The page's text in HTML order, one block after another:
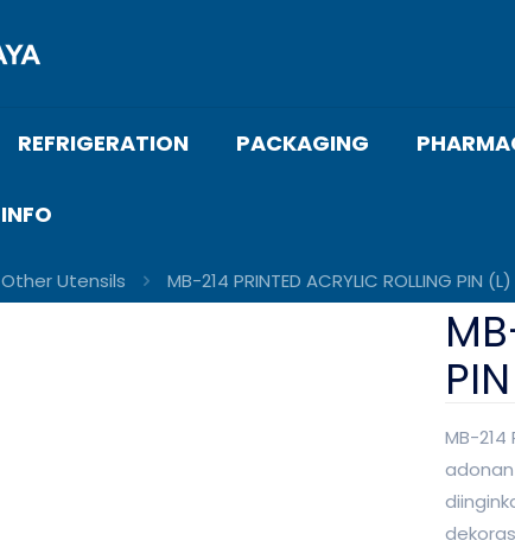
REFRIGERATION PACKAGING
INFO
Other Utensils MB-214 PRINTED ACRYLIC ROLLING PIN (L)
MB-214